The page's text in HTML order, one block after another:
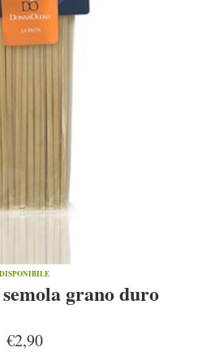
DISPONIBILE
grano duro
€2,90